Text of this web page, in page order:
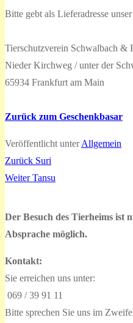
Bitte gebt als Lieferadresse
Tierschutzverein Schwalbach &
Nieder Kirchweg / unter der
65934 Frankfurt am Main
Zurück zum Geschenkbasar
Veröffentlicht unterAllgemein
Beitragsnavigation
Zurück Vorheriger
Beitrag:
Suri
Weiter Nächster
Tansu
Der Besuch des Tierheims ist
Absprache möglich.
Kontakt:
Sie erreichen uns unter:
069 / 39 91 11
Bitte sprechen Sie uns im